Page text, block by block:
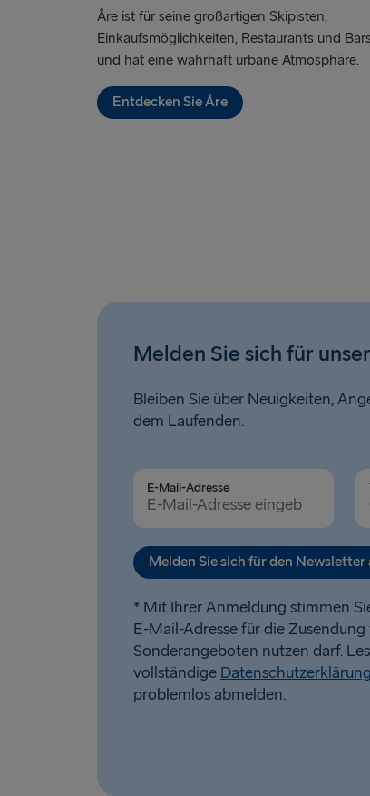
Åre ist für seine großartigen Skipisten,
Einkaufsmöglichkeiten, Restaurants und
und hat eine wahrhaft urbane Atmosphäre.
Entdecken Sie Åre
Melden Sie sich für
Bleiben Sie über Neuigkeiten,
dem Laufenden.
E-Mail-Adresse
Melden Sie sich für den Newsletter
* Mit Ihrer Anmeldung stimmen
E-Mail-Adresse für die
Sonderangeboten nutzen darf.
vollständige Datenschutzerklärung
problemlos abmelden.